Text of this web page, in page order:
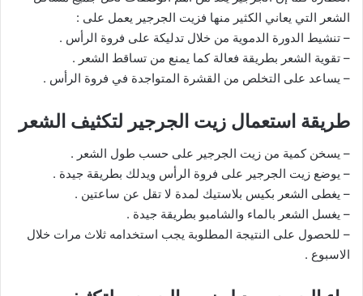
الشعر التي يعاني الكثير منها فزيت الجرجير يعمل على :
– تنشيط الدورة الدموية من خلال تدليكة على فروة الرأس .
– تقوية الشعر بطريقة فعالة كما يمنع من تساقط الشعر .
– يساعد على التخلص من القشرة المتواجدة في فروة الرأس .
طريقة استعمال زيت الجرجير لتكثيف الشعر
– يسخن كمية من زيت الجرجير على حسب طول الشعر .
– يوضع زيت الجرجير على فروة الرأس ويدلك بطريقة جيدة .
– يغطى الشعر بكيس بلاستيك لمدة لا تقل عن ساعتين .
– يغسل الشعر بالماء والشامبو بطريقة جيدة .
– للحصول على النتيجة المطلوبة يجب استخدامه ثلاث مرات خلال
الاسبوع .